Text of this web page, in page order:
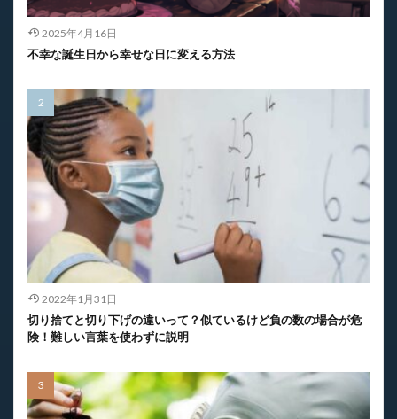
2025年4月16日
不幸な誕生日から幸せな日に変える方法
2022年1月31日
切り捨てと切り下げの違いって？似ているけど負の数の場合が危
険！難しい言葉を使わずに説明